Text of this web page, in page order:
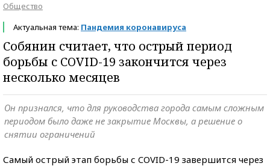
Общество
Актуальная тема: Пандемия коронавируса
Собянин считает, что острый период
борьбы с COVID-19 закончится через
несколько месяцев
Он признался, что для руководства города самым сложным
периодом было даже не закрытие Москвы, а решение о
снятии ограничений
Самый острый этап борьбы с COVID-19 завершится через